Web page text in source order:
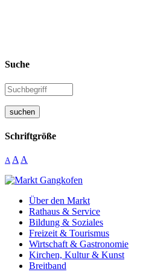
Suche
suchen
Schriftgröße
A A A
Über den Markt
Rathaus & Service
Bildung & Soziales
Freizeit & Tourismus
Wirtschaft & Gastronomie
Kirchen, Kultur & Kunst
Breitband